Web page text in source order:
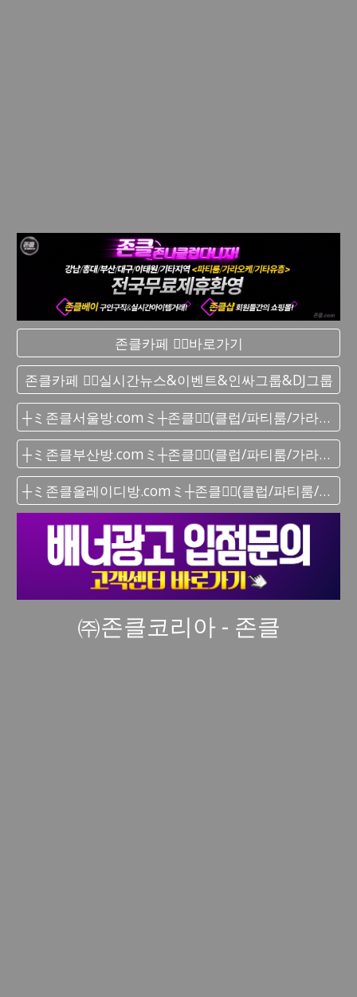
존클카페 ❤️‍🔥바로가기
존클카페 ❤️‍🔥실시간 뉴스&이벤트&인싸그룹&DJ그룹
┼ミ존클서울방.comミ┼존클❤️‍🔥(클럽/파티룸/가라오케) - 단톡방
┼ミ존클부산방.comミ┼존클❤️‍🔥(클럽/파티룸/가라오케) - 단톡방
┼ミ존클올레이디방.comミ┼존클❤️‍🔥(클럽/파티룸/가라오케) - 단톡방
㈜존클코리아 - 존클